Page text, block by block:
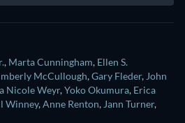
, Marta Cunningham, Ellen S.
McCullough,Gary Fleder, John
Nicole Weyr,Yoko Okumura, Erica
Winney,Anne Renton, Jann Turner,